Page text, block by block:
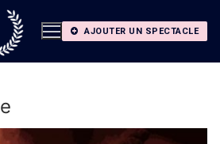
AJOUTER UN SPECTACLE